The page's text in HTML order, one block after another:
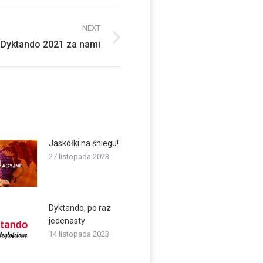
NEXT
Dyktando 2021 za nami
Jaskółki na śniegu!
27 listopada 2023
Dyktando, po raz
jedenasty
14 listopada 2023